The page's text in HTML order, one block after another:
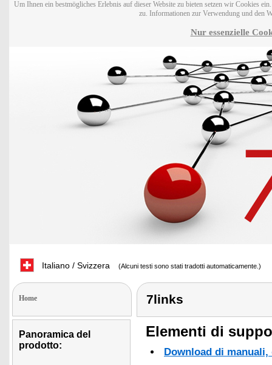
Um Ihnen ein bestmögliches Erlebnis auf dieser Website zu bieten setzen wir Cookies
zu. Informationen zur Verwendung und den
Nur essenzielle
Italiano / Svizzera (Alcuni testi sono stati tradotti automaticamente.)
Home
Panoramica del
prodotto:
7links
Elementi di
Download di